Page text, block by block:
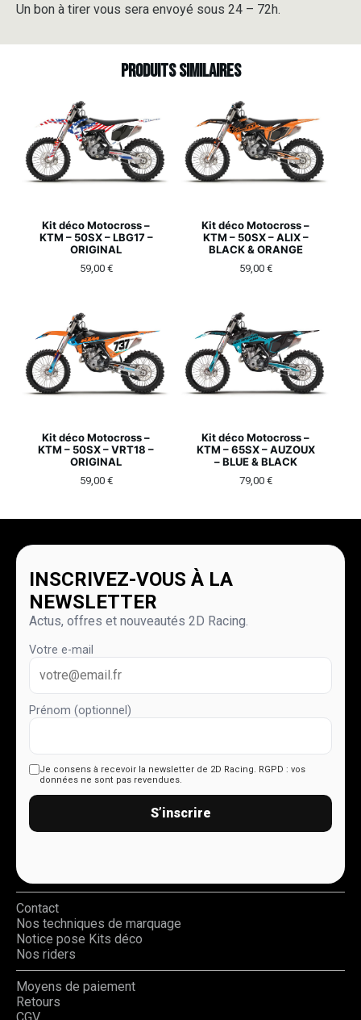
Un bon à tirer vous sera envoyé sous 24 – 72h.
Produits similaires
Kit déco Motocross –
KTM – 50SX – LBG17 –
ORIGINAL
59,00 €
Kit déco Motocross –
KTM – 50SX – ALIX –
BLACK & ORANGE
59,00 €
Kit déco Motocross –
KTM – 50SX – VRT18 –
ORIGINAL
59,00 €
Kit déco Motocross –
KTM – 65SX – AUZOUX
– BLUE & BLACK
79,00 €
INSCRIVEZ-VOUS À LA
NEWSLETTER
Actus, offres et nouveautés 2D Racing.
Votre e-mail
Prénom (optionnel)
Je consens à recevoir la newsletter de 2D Racing. RGPD : vos
données ne sont pas revendues.
S’inscrire
Contact
Nos techniques de marquage
Notice pose Kits déco
Nos riders
Moyens de paiement
Retours